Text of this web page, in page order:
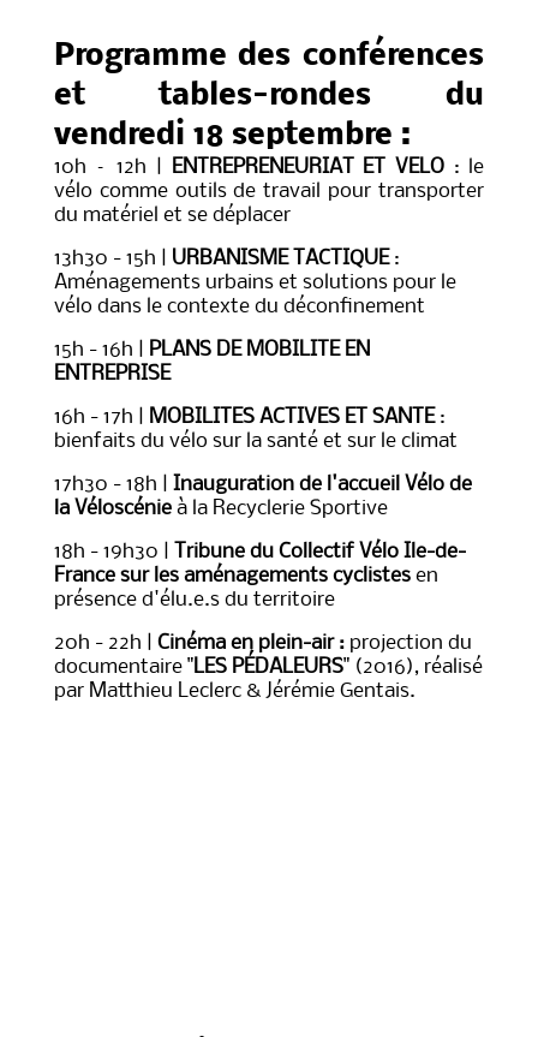
Programme des conférences
et tables-rondes du
vendredi 18 septembre :
10h – 12h | ENTREPRENEURIAT ET VELO: le
vélo comme outils de travail pour transporter
du matériel et se déplacer
13h30 - 15h | URBANISME TACTIQUE:
Aménagements urbains et solutions pour le
vélo dans le contexte du déconfinement
15h - 16h | PLANS DE MOBILITE EN
ENTREPRISE
16h - 17h | MOBILITES ACTIVES ET SANTE:
bienfaits du vélo sur la santé et sur le climat
17h30 - 18h | Inauguration de l'accueil Vélo de
la Véloscénie à la Recyclerie Sportive
18h - 19h30 | Tribune du Collectif Vélo Ile-de-
France sur les aménagements cyclistesen
présence d'élu.e.s du territoire
20h - 22h | Cinéma en plein-air : projection du
documentaire "LES PÉDALEURS" (2016), réalisé
par Matthieu Leclerc & Jérémie Gentais.